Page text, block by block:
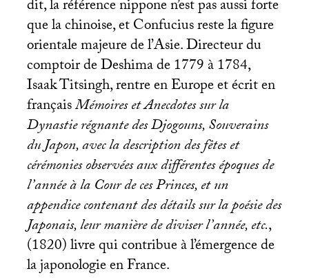
dit, la référence nippone n’est pas aussi forte
que la chinoise, et Confucius reste la figure
orientale majeure de l’Asie. Directeur du
comptoir de Deshima de 1779 à 1784,
Isaak Titsingh, rentre en Europe et écrit en
françaisMémoires et Anecdotes sur la
Dynastie régnante des Djogouns, Souverains
du Japon, avec la description des fêtes et
cérémonies observées aux différentes époques de
l’année à la Cour de ces Princes, et un
appendice contenant des détails sur la poésie des
Japonais, leur manière de diviser l’année, etc.,
(1820) livre qui contribue à l’émergence de
la japonologie en France.